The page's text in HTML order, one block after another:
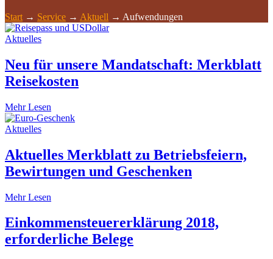
Start → Service → Aktuell → Aufwendungen
Aktuelles
Neu für unsere Mandatschaft: Merkblatt
Reisekosten
Mehr Lesen
Aktuelles
Aktuelles Merkblatt zu Betriebsfeiern,
Bewirtungen und Geschenken
Mehr Lesen
Einkommensteuererklärung 2018,
erforderliche Belege